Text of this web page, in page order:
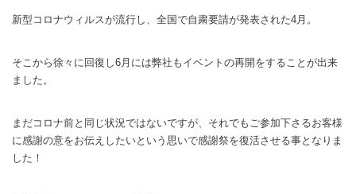
新型コロナウィルスが流行し、全国で自粛要請が発表された4月。
そこから徐々に回復し6月には弊社もイベントの再開をすることが出来
ました。
まだコロナ前と同じ状況ではないですが、それでもご参加下さるお客様
に感謝の意をお伝えしたいという思いで感謝祭を復活させる事となりま
した！